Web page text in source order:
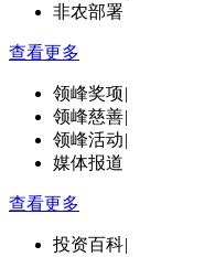
非农部署
查看更多
领峰奖项|
领峰慈善|
领峰活动|
媒体报道
查看更多
投资百科|